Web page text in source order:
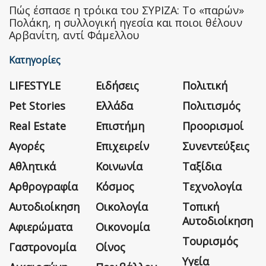
Πώς έσπασε η τρόικα του ΣΥΡΙΖΑ: Το «παρών»
Πολάκη, η συλλογική ηγεσία και ποιοι θέλουν
Αρβανίτη, αντί Φάμελλου
Κατηγορίες
LIFESTYLE
Pet Stories
Real Estate
Αγορές
Αθλητικά
Αρθρογραφία
Αυτοδιοίκηση
Αφιερώματα
Γαστρονομία
Ειδήσεις
Ελλάδα
Επιστήμη
Επιχειρείν
Κοινωνία
Κόσμος
Οικολογία
Οικονομία
Οίνος
Πολιτική
Πολιτισμός
Προορισμοί
Συνεντεύξεις
Ταξίδια
Τεχνολογία
Τοπική
Αυτοδιοίκηση
Τουρισμός
Υγεία